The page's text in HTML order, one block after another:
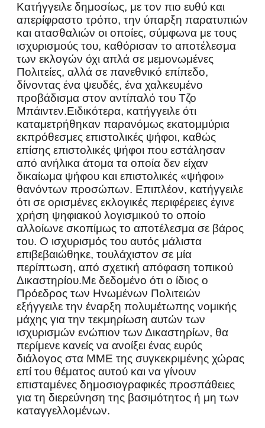
Κατήγγειλε δημοσίως, με τον πιο ευθύ και
απερίφραστο τρόπο, την ύπαρξη παρατυπιών
και ατασθαλιών οι οποίες, σύμφωνα με τους
ισχυρισμούς του, καθόρισαν το αποτέλεσμα
των εκλογών όχι απλά σε μεμονωμένες
Πολιτείες, αλλά σε πανεθνικό επίπεδο,
δίνοντας ένα ψευδές, ένα χαλκευμένο
προβάδισμα στον αντίπαλό του Τζο
Μπάιντεν.Ειδικότερα, κατήγγειλε ότι
καταμετρήθηκαν παρανόμως εκατομμύρια
εκπρόθεσμες επιστολικές ψήφοι, καθώς
επίσης επιστολικές ψήφοι που εστάλησαν
από ανήλικα άτομα τα οποία δεν είχαν
δικαίωμα ψήφου και επιστολικές «ψήφοι»
θανόντων προσώπων. Επιπλέον, κατήγγειλε
ότι σε ορισμένες εκλογικές περιφέρειες έγινε
χρήση ψηφιακού λογισμικού το οποίο
αλλοίωνε σκοπίμως το αποτέλεσμα σε βάρος
του. Ο ισχυρισμός του αυτός μάλιστα
επιβεβαιώθηκε, τουλάχιστον σε μία
περίπτωση, από σχετική απόφαση τοπικού
Δικαστηρίου.Με δεδομένο ότι ο ίδιος ο
Πρόεδρος των Ηνωμένων Πολιτειών
εξήγγειλε την έναρξη πολυμέτωπης νομικής
μάχης για την τεκμηρίωση αυτών των
ισχυρισμών ενώπιον των Δικαστηρίων, θα
περίμενε κανείς να ανοίξει ένας ευρύς
διάλογος στα ΜΜΕ της συγκεκριμένης χώρας
επί του θέματος αυτού και να γίνουν
επισταμένες δημοσιογραφικές προσπάθειες
για τη διερεύνηση της βασιμότητος ή μη των
καταγγελλομένων.